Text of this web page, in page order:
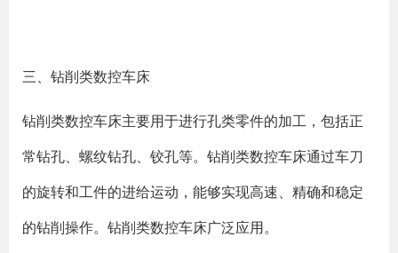
三、钻削类数控车床
钻削类数控车床主要用于进行孔类零件的加工，包括正
常钻孔、螺纹钻孔、铰孔等。钻削类数控车床通过车刀
的旋转和工件的进给运动，能够实现高速、精确和稳定
的钻削操作。钻削类数控车床广泛应用。